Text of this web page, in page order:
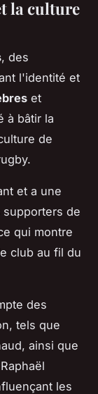
la culture
, des
l'identité et
et
à bâtir la
de
et a une
de
qui montre
club au fil du
des
tels que
ainsi que
les